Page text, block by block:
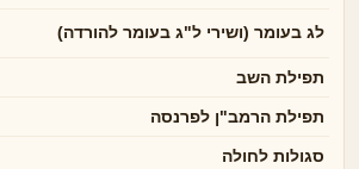
לג בעומר (ושירי ל"ג בעומר להורדה)
תפילת השב
תפילת הרמב"ן לפרנסה
סגולות לחולה